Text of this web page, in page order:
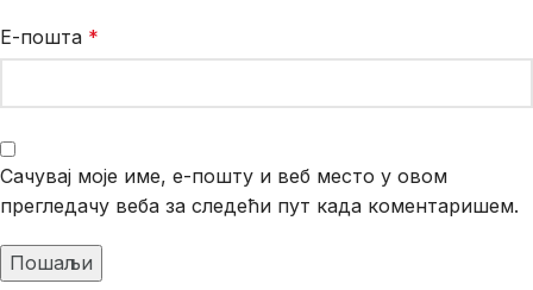
Е-пошта *
Сачувај моје име, е-пошту и веб место у овом
прегледачу веба за следећи пут када коментаришем.